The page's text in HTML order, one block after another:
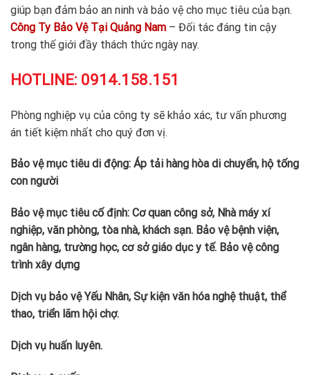
giúp bạn đảm bảo an ninh và bảo vệ cho mục tiêu của bạn.
Công Ty Bảo Vệ Tại Quảng Nam – Đối tác đáng tin cậy
trong thế giới đầy thách thức ngày nay.
HOTLINE: 0914.158.151
Phòng nghiệp vụ của công ty sẽ khảo xác, tư vấn phương
án tiết kiệm nhất cho quý đơn vị.
Bảo vệ mục tiêu di động: Áp tải hàng hòa di chuyển, hộ tống
con người
Bảo vệ mục tiêu cố định: Cơ quan công sở, Nhà máy xí
nghiệp, văn phòng, tòa nhà, khách sạn. Bảo vệ bệnh viện,
ngân hàng, trường học, cơ sở giáo dục y tế. Bảo vệ công
trình xây dựng
Dịch vụ bảo vệ Yếu Nhân, Sự kiện văn hóa nghệ thuật, thể
thao, triển lãm hội chợ.
Dịch vụ huấn luyên.